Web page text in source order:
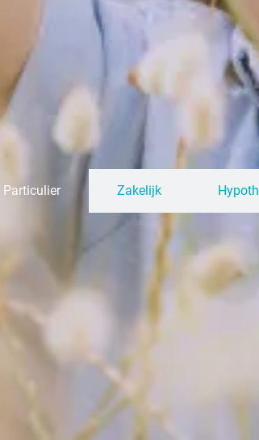
Particulier Zakelijk